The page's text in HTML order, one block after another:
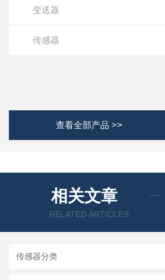
变送器
传感器
查看全部产品 >>
相关文章
RELATED ARTICLES
传感器分类